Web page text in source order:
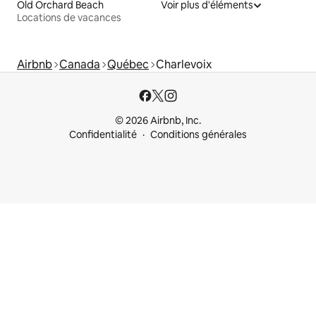
Old Orchard Beach
Locations de vacances
Voir plus d'éléments
Airbnb Canada Québec Charlevoix
© 2026 Airbnb, Inc.
Confidentialité
Conditions générales